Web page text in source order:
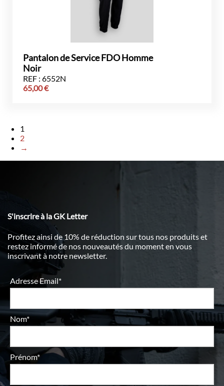
Pantalon de Service FDO Homme
Noir
REF : 6552N
65,00€
1
2
→
S'inscrire à la GK Letter
Profitez ainsi de 10% de réduction sur tous nos produits et
restez informé de nos nouveautés du moment en vous
inscrivant à notre newsletter.
Adresse Email*
Nom*
Prénom*